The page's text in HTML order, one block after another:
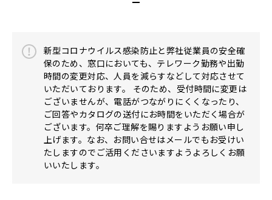
新型コロナウイルス感染防止と弊社従業員の安全確
保のため、窓口においても、テレワーク勤務や出勤
時間の変更対応、人員を減らすなどして対応させて
いただいております。 そのため、受付時間に変更は
ございませんが、電話がつながりにくくなったり、
ご回答やカタログの送付にお時間をいただく場合が
ございます。何卒ご理解を賜りますようお願い申し
上げます。なお、お問い合せはメールでもお受けい
たしますのでご活用くださいますようよろしくお願
いいたします。